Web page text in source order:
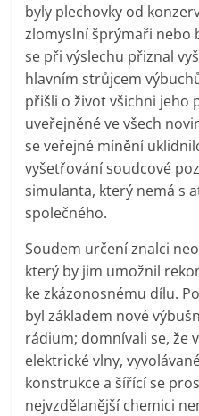
byly plechovky od
zlomyslní šprýmaři nebo
se při výslechu přiznal
hlavním strůjcem
přišli o život všichni jeho
uveřejněné ve všech
se veřejné mínění
vyšetřování soudcové
simulanta, který nemá s
společného.
Soudem určení znalci
který by jim umožnil
ke zkázonosnému dílu.
byl základem nové
rádium; domnívali se, že
elektrické vlny,
konstrukce a šířící se
nejvzdělanější chemici